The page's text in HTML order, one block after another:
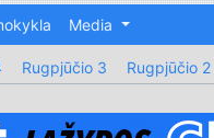
Media
Rugpjūčio 3 Rugpjūčio 2